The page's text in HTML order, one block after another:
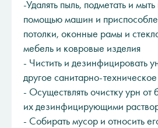
-Удалять пыль, подметать и
помощью машин и
потолки, оконные рамы и
мебель и ковровые изделия
- Чистить и дезинфицировать
другое санитарно-
- Осуществлять очистку урн от
их дезинфицирующими
- Собирать мусор и относить